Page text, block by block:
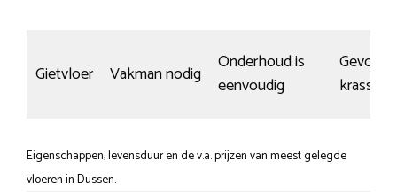
Gietvloer Vakman nodig
Onderhoud is
eenvoudig
krassen
Eigenschappen, levensduur en de v.a. prijzen van meest gelegde
vloeren in Dussen.